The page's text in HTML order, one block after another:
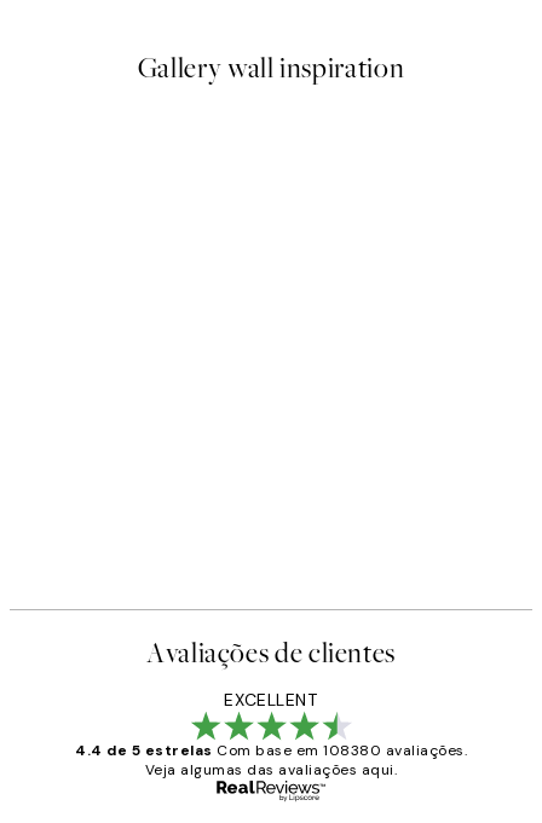
Gallery wall inspiration
Avaliações de clientes
EXCELLENT
4.4 de 5 estrelas Com base em 108380 avaliações.
Veja algumas das avaliações aqui.